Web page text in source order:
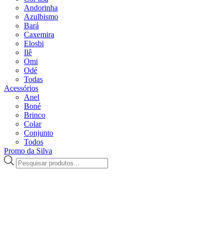
Andorinha
Azulbismo
Bará
Caxemira
Elosbi
Ilê
Omi
Odé
Todas
Acessórios
Anel
Boné
Brinco
Colar
Conjunto
Todos
Promo da Silva
Pesquisar
produtos